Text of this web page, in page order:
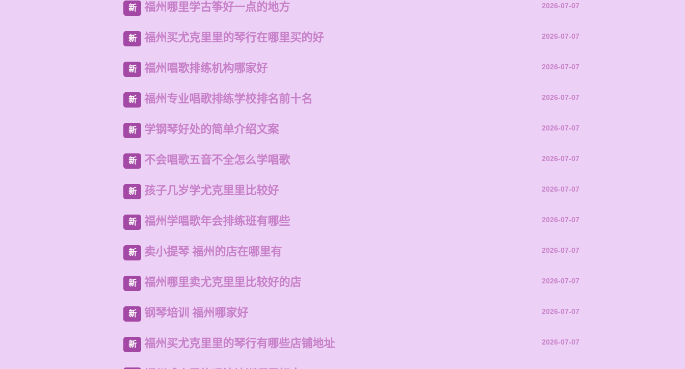
新 福州哪里学古筝好一点的地方 2026-07-07
新 福州买尤克里里的琴行在哪里买的好 2026-07-07
新 福州唱歌排练机构哪家好 2026-07-07
新 福州专业唱歌排练学校排名前十名 2026-07-07
新 学钢琴好处的简单介绍文案 2026-07-07
新 不会唱歌五音不全怎么学唱歌 2026-07-07
新 孩子几岁学尤克里里比较好 2026-07-07
新 福州学唱歌年会排练班有哪些 2026-07-07
新 卖小提琴 福州的店在哪里有 2026-07-07
新 福州哪里卖尤克里里比较好的店 2026-07-07
新 钢琴培训 福州哪家好 2026-07-07
新 福州买尤克里里的琴行有哪些店铺地址 2026-07-07